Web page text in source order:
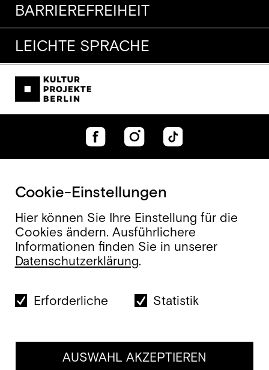
BARRIEREFREIHEIT
LEICHTE SPRACHE
Cookie-Einstellungen
Hier können Sie Ihre Einstellung für die
Cookies ändern. Ausführlichere
Informationen finden Sie in unserer
Datenschutzerklärung.
Erforderliche Statistik
AUSWAHL AKZEPTIEREN